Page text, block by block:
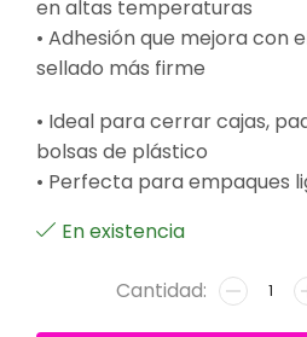
en altas temperaturas
• Adhesión que mejora con
sellado más firme
• Ideal para cerrar cajas,
bolsas de plástico
• Perfecta para empaques
En existencia